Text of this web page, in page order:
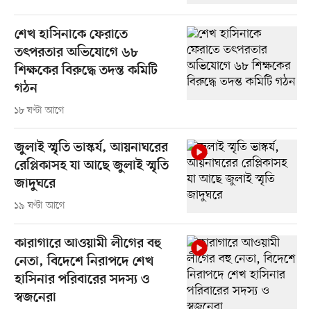
শেখ হাসিনাকে ফেরাতে
তৎপরতার অভিযোগে ৬৮
শিক্ষকের বিরুদ্ধে তদন্ত কমিটি
গঠন
১৮ ঘণ্টা আগে
জুলাই স্মৃতি ভাস্কর্য, আয়নাঘরের
রেপ্লিকাসহ যা আছে জুলাই স্মৃতি
জাদুঘরে
১৯ ঘণ্টা আগে
কারাগারে আওয়ামী লীগের বহু
নেতা, বিদেশে নিরাপদে শেখ
হাসিনার পরিবারের সদস্য ও
স্বজনেরা